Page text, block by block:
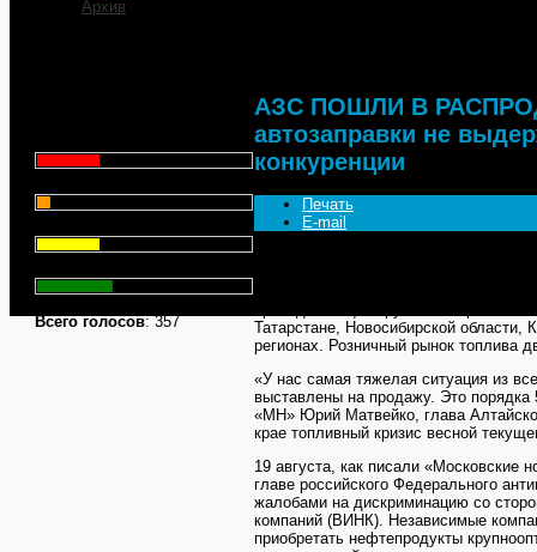
Архив
Всего голосов: 357
АЗС ПОШЛИ В
автозаправки не
конкуренции
Печать
E-mail
Татарстане, Новосибирской области,
регионах. Розничный рынок топлива
«У нас самая тяжелая ситуация из
выставлены на продажу. Это порядка
«МН» Юрий Матвейко, глава
крае топливный кризис весной
19 августа, как писали «Московские
главе российского Федерального
жалобами на дискриминацию со
компаний (ВИНК). Независимые
приобретать нефтепродукты